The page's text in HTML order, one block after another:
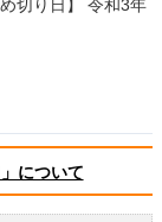
切り日】 令和3年
について